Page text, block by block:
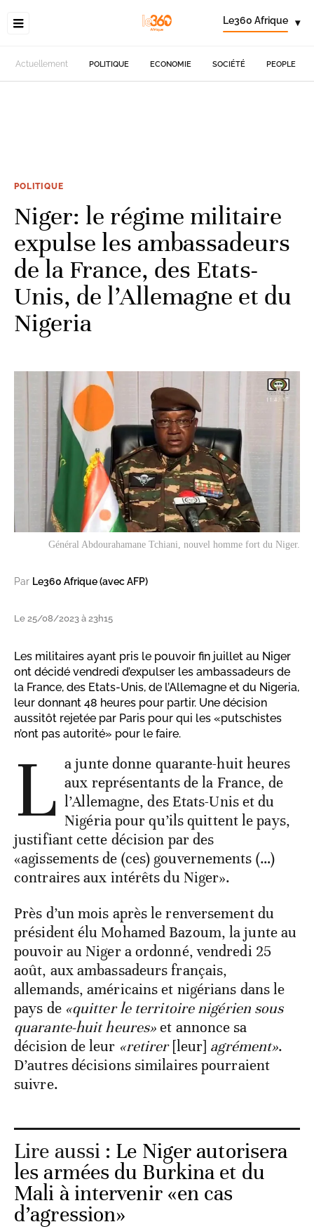
Le360 Afrique ▾
Actuellement POLITIQUE ECONOMIE SOCIÉTÉ PEOPLE
POLITIQUE
Niger: le régime militaire
expulse les ambassadeurs
de la France, des Etats-
Unis, de l’Allemagne et du
Nigeria
Général Abdourahamane Tchiani, nouvel homme fort du Niger.
Par Le360 Afrique (avec AFP)
Le 25/08/2023 à 23h15
Les militaires ayant pris le pouvoir fin juillet au Niger
ont décidé vendredi d’expulser les ambassadeurs de
la France, des Etats-Unis, de l’Allemagne et du Nigeria,
leur donnant 48 heures pour partir. Une décision
aussitôt rejetée par Paris pour qui les «putschistes
n’ont pas autorité» pour le faire.
L a junte donne quarante-huit heures
aux représentants de la France, de
l’Allemagne, des Etats-Unis et du
Nigéria pour qu’ils quittent le pays,
justifiant cette décision par des
«agissements de (ces) gouvernements (…)
contraires aux intérêts du Niger».
Près d’un mois après le renversement du
président élu Mohamed Bazoum, la junte au
pouvoir au Niger a ordonné, vendredi 25
août, aux ambassadeurs français,
allemands, américains et nigérians dans le
pays de «quitter le territoire nigérien sous
quarante-huit heures»et annonce sa
décision de leur «retirer [leur] agrément».
D’autres décisions similaires pourraient
suivre.
Lire aussi : Le Niger autorisera
les armées du Burkina et du
Mali à intervenir «en cas
d’agression»